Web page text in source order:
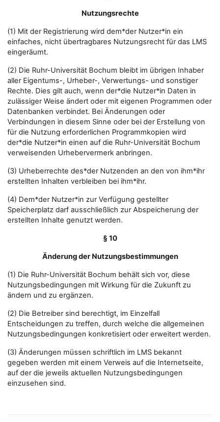
Nutzungsrechte
(1) Mit der Registrierung wird dem*der Nutzer*in ein
einfaches, nicht übertragbares Nutzungsrecht für das LMS
eingeräumt.
(2) Die Ruhr-Universität Bochum bleibt im übrigen Inhaber
aller Eigentums-, Urheber-, Verwertungs- und sonstiger
Rechte. Dies gilt auch, wenn der*die Nutzer*in Daten in
zulässiger Weise ändert oder mit eigenen Programmen oder
Datenbanken verbindet. Bei Änderungen oder
Verbindungen in diesem Sinne oder bei der Erstellung von
für die Nutzung erforderlichen Programmkopien wird
der*die Nutzer*in einen auf die Ruhr-Universität Bochum
verweisenden Urhebervermerk anbringen.
(3) Urheberrechte des*der Nutzenden an den von ihm*ihr
erstellten Inhalten verbleiben bei ihm*ihr.
(4) Dem*der Nutzer*in zur Verfügung gestellter
Speicherplatz darf ausschließlich zur Abspeicherung der
erstellten Inhalte genutzt werden.
§ 10
Änderung der Nutzungsbestimmungen
(1) Die Ruhr-Universität Bochum behält sich vor, diese
Nutzungsbedingungen mit Wirkung für die Zukunft zu
ändern und zu ergänzen.
(2) Die Betreiber sind berechtigt, im Einzelfall
Entscheidungen zu treffen, durch welche die allgemeinen
Nutzungsbedingungen konkretisiert oder erweitert werden.
(3) Änderungen müssen schriftlich im LMS bekannt
gegeben werden mit einem Verweis auf die Internetseite,
auf der die jeweils aktuellen Nutzungsbedingungen
einzusehen sind.